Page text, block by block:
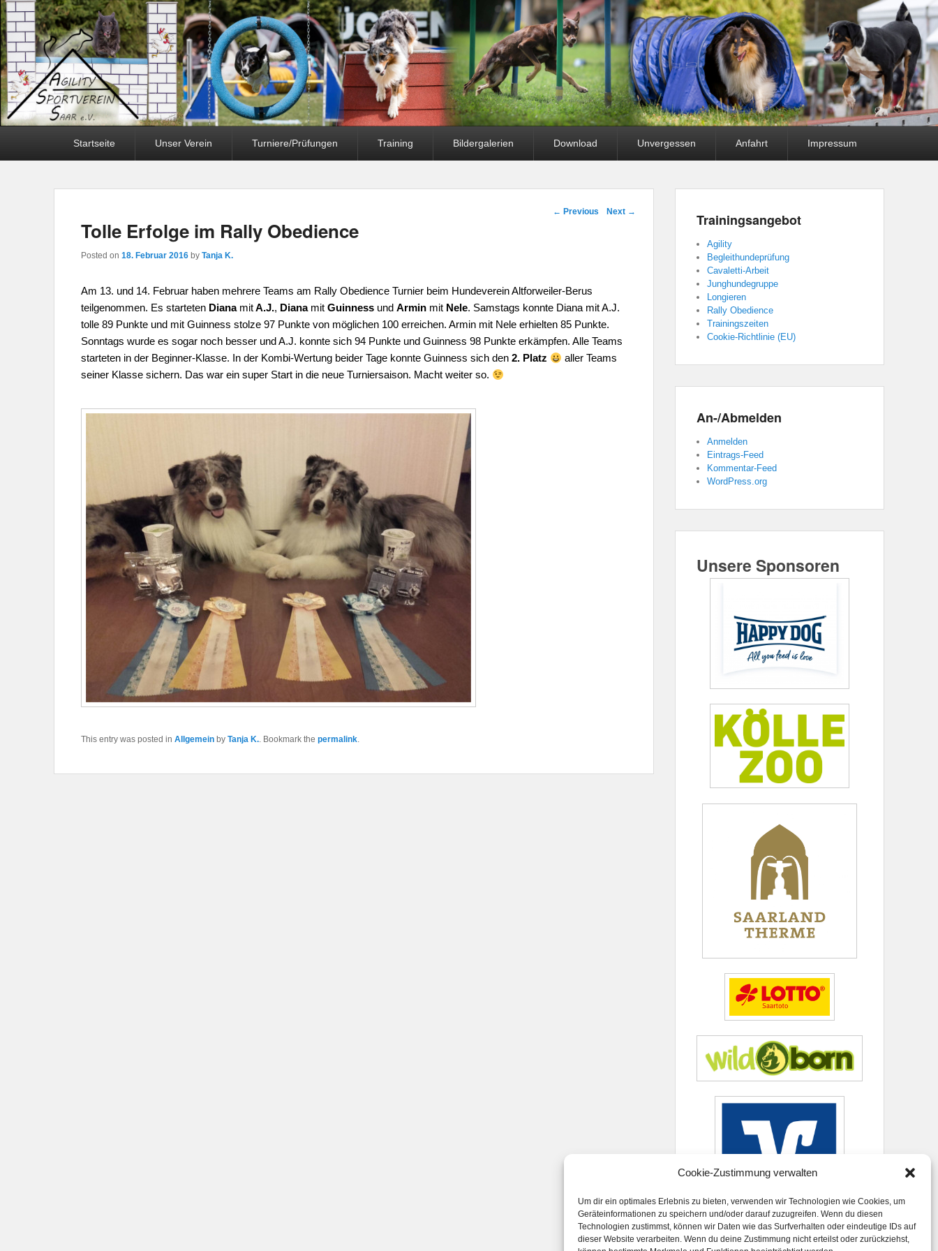
Cookie-Zustimmung verwalten
Um dir ein optimales Erlebnis zu bieten, verwenden wir Technologien wie Cookies, um
Geräteinformationen zu speichern und/oder darauf zuzugreifen. Wenn du diesen
Technologien zustimmst, können wir Daten wie das Surfverhalten oder eindeutige IDs auf
dieser Website verarbeiten. Wenn du deine Zustimmung nicht erteilst oder zurückziehst,
Startseite Unser Verein Turniere/Prüfungen Training Bildergalerien Download Unvergessen Anfahrt Impressum
Post navigation
← Previous Next →
Tolle Erfolge im Rally Obedience
Posted on 18. Februar 2016 by Tanja K.
Am 13. und 14. Februar haben mehrere Teams am Rally Obedience Turnier beim Hundeverein Altforweiler-Berus
teilgenommen. Es starteten DianamitA.J., Dianamit Guinness und Armin mit Nele. Samstags konnte Diana mit A.J.
tolle 89 Punkte und mit Guinness stolze 97 Punkte von möglichen 100 erreichen. Armin mit Nele erhielten 85 Punkte.
Sonntags wurde es sogar noch besser und A.J. konnte sich 94 Punkte und Guinness 98 Punkte erkämpfen. Alle Teams
starteten in der Beginner-Klasse. In der Kombi-Wertung beider Tage konnte Guinness sich den 2. Platz
aller Teams
seiner Klasse sichern. Das war ein super Start in die neue Turniersaison. Macht weiter so.
This entry was posted in Allgemein by Tanja K.. Bookmark the permalink.
Trainingsangebot
Agility
Begleithundeprüfung
Cavaletti-Arbeit
Junghundegruppe
Longieren
Rally Obedience
Trainingszeiten
Cookie-Richtlinie (EU)
An-/Abmelden
Anmelden
Eintrags-Feed
Kommentar-Feed
WordPress.org
Unsere Sponsoren